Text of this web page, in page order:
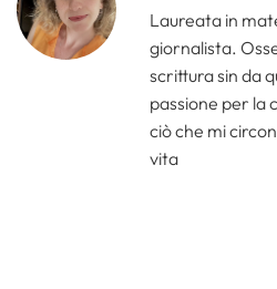
Laureata in
giornalista.
scrittura sin da
passione per la
ciò che mi
vita